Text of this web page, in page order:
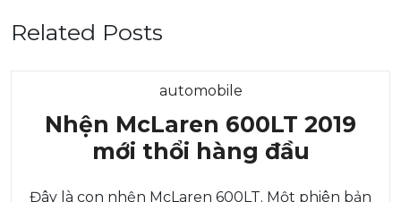
Related Posts
automobileCategory
Nhện McLaren 600LT 2019
mới thổi hàng đầu
Đây là con nhện McLaren 600LT. Một phiên bản